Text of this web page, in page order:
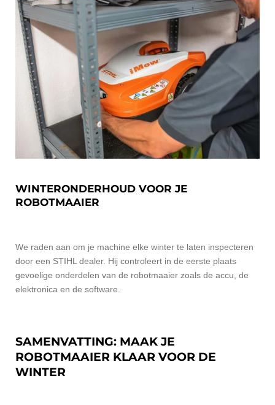
WINTERONDERHOUD VOOR JE
ROBOTMAAIER
We raden aan om je machine elke winter te laten inspecteren
door een STIHL dealer. Hij controleert in de eerste plaats
gevoelige onderdelen van de robotmaaier zoals de accu, de
elektronica en de software.
SAMENVATTING: MAAK JE
ROBOTMAAIER KLAAR VOOR DE
WINTER